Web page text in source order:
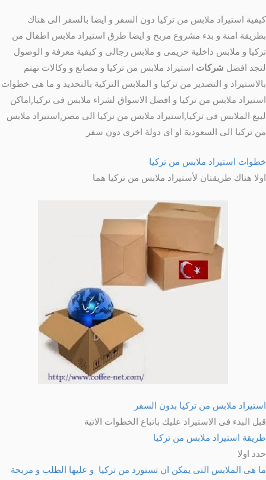
كيفية استيراد ملابس من تركيا دون السفر و ايضا بالسفر الى هناك
بطريقة امنة و بدء مشروع مربح و ايضا طرق استيراد ملابس اطفال من
تركيا و ملابس داخلية حريمى و ملابس رجالى و كيفية معرفة و الوصول
لتجد افضل شركات استيراد ملابس من تركيا و مصانع و وكالات تهتم
بالاستيراد و التصدير من تركيا و الملابس التركية بالتحديد و ما هى خطوات
استيراد ملابس من تركيا و افضل الاسواق لشراء ملابس فى تركيا,اماكن
لبيع الملابس فى تركيا,استيراد ملابس من تركيا الى مصر,استيراد ملابس
من تركيا الى السعودية او اى دولة اخرى دون سفر
خطوات استيراد ملابس من تركيا
اولا هناك طريقتان لأستيراد ملابس من تركيا هما
استيراد ملابس من تركيا بدون السفر
قبل البدء فى الاستيراد عليك باتباع الخطوات الاتية
طريقة استيراد ملابس من تركيا
حدد اولا
ما هى الملابس التى يمكن ان تستورد من تركيا و عليها الطلب و مربحة